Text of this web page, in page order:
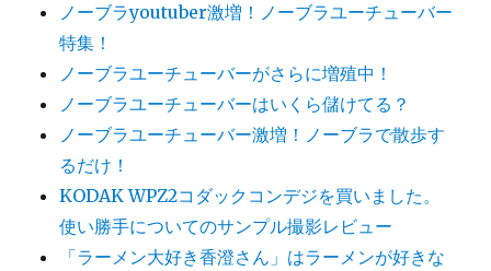
ノーブラyoutuber激増！ノーブラユーチューバー
特集！
ノーブラユーチューバーがさらに増殖中！
ノーブラユーチューバーはいくら儲けてる？
ノーブラユーチューバー激増！ノーブラで散歩す
るだけ！
KODAK WPZ2コダックコンデジを買いました。
使い勝手についてのサンプル撮影レビュー
「ラーメン大好き香澄さん」はラーメンが好きな